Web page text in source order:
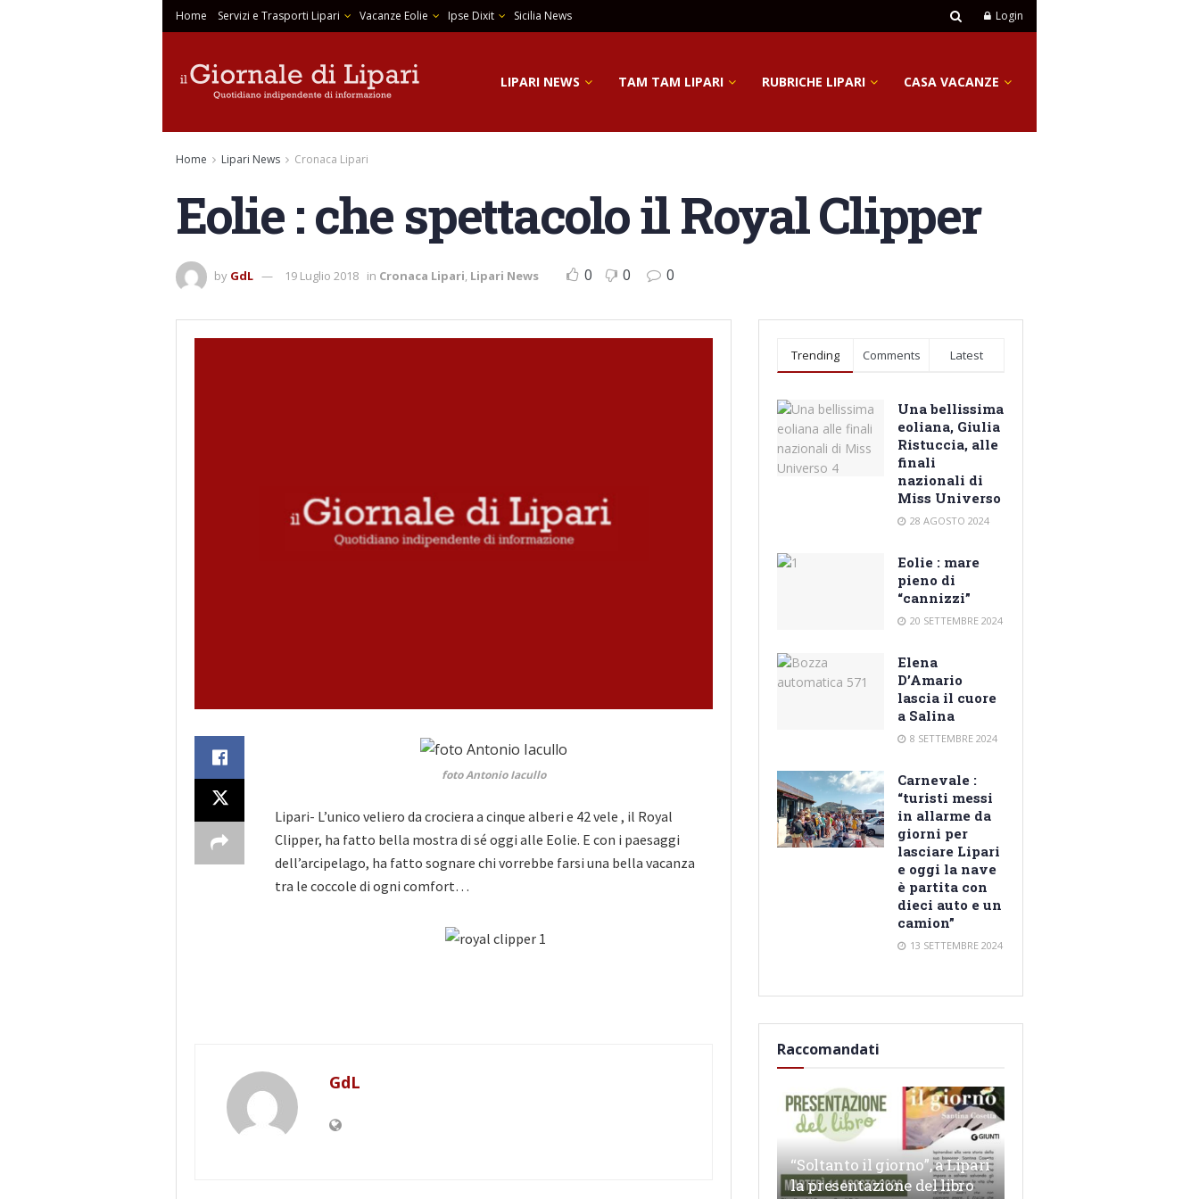
Home Servizi e Trasporti Lipari Vacanze Eolie Ipse Dixit Sicilia News Login
LIPARI NEWS TAM TAM LIPARI RUBRICHE LIPARI CASA VACANZE
Home Lipari News Cronaca Lipari
Eolie : che spettacolo il Royal Clipper
by GdL 19 Luglio 2018 in Cronaca Lipari, Lipari News 0 0 0
foto Antonio Iacullo
Lipari- L’unico veliero da crociera a cinque alberi e 42 vele , il Royal
Clipper, ha fatto bella mostra di sé oggi alle Eolie. E con i paesaggi
dell’arcipelago, ha fatto sognare chi vorrebbe farsi una bella vacanza
tra le coccole di ogni comfort…
GdL
Trending Comments Latest
Una bellissima
eoliana, Giulia
Ristuccia, alle
finali
nazionali di
Miss Universo
28 AGOSTO 2024
Eolie : mare
pieno di
“cannizzi”
20 SETTEMBRE 2024
Elena
D’Amario
lascia il cuore
a Salina
8 SETTEMBRE 2024
Carnevale :
“turisti messi
in allarme da
giorni per
lasciare Lipari
e oggi la nave
è partita con
dieci auto e un
camion”
13 SETTEMBRE 2024
Raccomandati
“Soltanto il giorno”, a Lipari
la presentazione del libro